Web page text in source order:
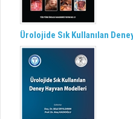
Ürolojide Sık Kullanılan